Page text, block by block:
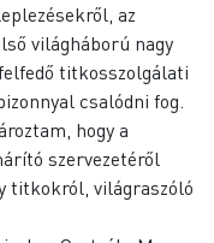
az
világháború nagy
titkosszolgálati
csalódni fog.
hogy a
szervezetéről
titkokról, világraszóló